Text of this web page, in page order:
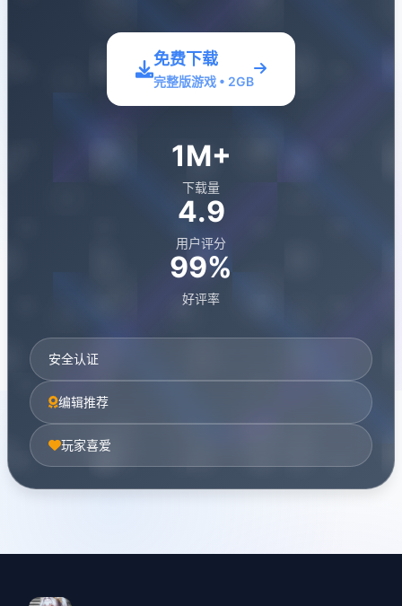
免费下载
完整版游戏 • 2GB
1M+
下载量
4.9
用户评分
99%
好评率
安全认证
编辑推荐
玩家喜爱